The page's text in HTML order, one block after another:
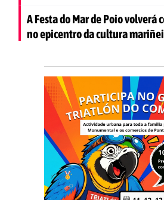
A Festa do Mar de Poio volverá
no epicentro da cultura